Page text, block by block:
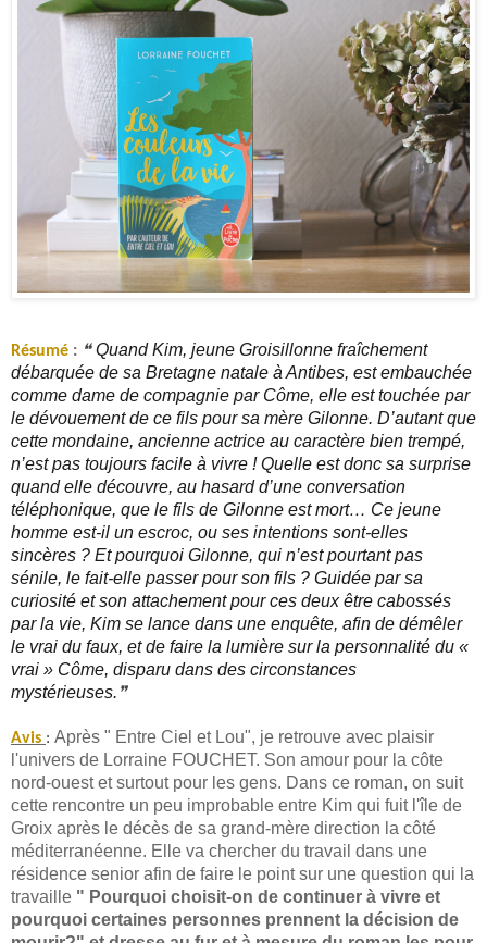
Résumé : ❝Quand Kim, jeune Groisillonne fraîchement
débarquée de sa Bretagne natale à Antibes, est embauchée
comme dame de compagnie par Côme, elle est touchée par
le dévouement de ce fils pour sa mère Gilonne. D’autant que
cette mondaine, ancienne actrice au caractère bien trempé,
n’est pas toujours facile à vivre ! Quelle est donc sa surprise
quand elle découvre, au hasard d’une conversation
téléphonique, que le fils de Gilonne est mort… Ce jeune
homme est-il un escroc, ou ses intentions sont-elles
sincères ? Et pourquoi Gilonne, qui n’est pourtant pas
sénile, le fait-elle passer pour son fils ? Guidée par sa
curiosité et son attachement pour ces deux être cabossés
par la vie, Kim se lance dans une enquête, afin de démêler
le vrai du faux, et de faire la lumière sur la personnalité du «
vrai » Côme, disparu dans des circonstances
mystérieuses. ❞
Avis : Après " Entre Ciel et Lou", je retrouve avec plaisir
l'univers de Lorraine FOUCHET. Son amour pour la côte
nord-ouest et surtout pour les gens. Dans ce roman, on suit
cette rencontre un peu improbable entre Kim qui fuit l'île de
Groix après le décès de sa grand-mère direction la côté
méditerranéenne. Elle va chercher du travail dans une
résidence senior afin de faire le point sur une question qui la
travaille " Pourquoi choisit-on de continuer à vivre et
pourquoi certaines personnes prennent la décision de